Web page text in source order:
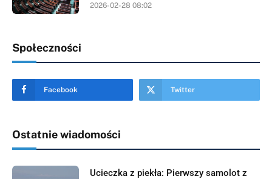
2026-02-28 08:02
Społeczności
Facebook Twitter
Ostatnie wiadomości
Ucieczka z piekła: Pierwszy samolot z